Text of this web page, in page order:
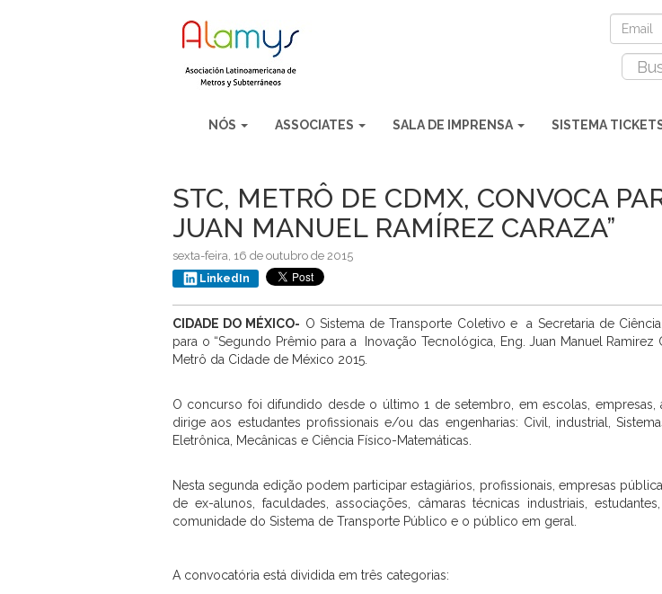
NÓS ASSOCIATES SALA DE IMPRENSA SISTEMA
STC, METRÔ DE CDMX, CONVOCA
JUAN MANUEL RAMÍREZ CARAZA”
sexta-feira, 16 de outubro de 2015
LinkedIn
CIDADE DO MÉXICO- O Sistema de Transporte Coletivo e a Secretaria de
para o “Segundo Prêmio para a Inovação Tecnológica, Eng. Juan Manuel
Metrô da Cidade de México 2015.
O concurso foi difundido desde o último 1 de setembro, em escolas,
dirige aos estudantes profissionais e/ou das engenharias: Civil, industrial,
Eletrônica, Mecânicas e Ciência Físico-Matemáticas.
Nesta segunda edição podem participar estagiários, profissionais, empresas
de ex-alunos, faculdades, associações, câmaras técnicas industriais,
comunidade do Sistema de Transporte Público e o público em geral.
A convocatória está dividida em três categorias: